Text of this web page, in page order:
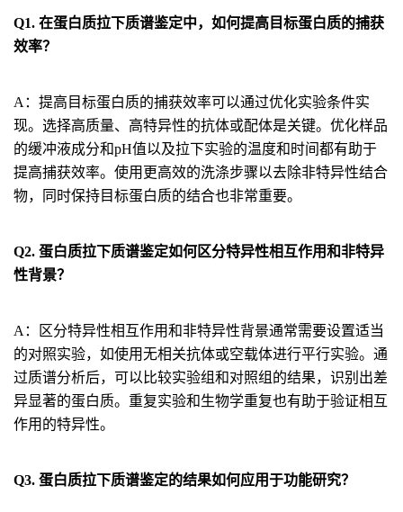
Q1. 在蛋白质拉下质谱鉴定中，如何提高目标蛋白质的捕获
效率？
A：提高目标蛋白质的捕获效率可以通过优化实验条件实
现。选择高质量、高特异性的抗体或配体是关键。优化样品
的缓冲液成分和pH值以及拉下实验的温度和时间都有助于
提高捕获效率。使用更高效的洗涤步骤以去除非特异性结合
物，同时保持目标蛋白质的结合也非常重要。
Q2. 蛋白质拉下质谱鉴定如何区分特异性相互作用和非特异
性背景？
A：区分特异性相互作用和非特异性背景通常需要设置适当
的对照实验，如使用无相关抗体或空载体进行平行实验。通
过质谱分析后，可以比较实验组和对照组的结果，识别出差
异显著的蛋白质。重复实验和生物学重复也有助于验证相互
作用的特异性。
Q3. 蛋白质拉下质谱鉴定的结果如何应用于功能研究？